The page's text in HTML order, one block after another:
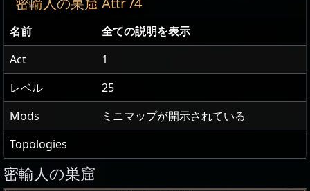
名前
全ての説明を表示
Act
1
レベル
25
Mods
ミニマップが開示されている
Topologies
密輸人の巣窟